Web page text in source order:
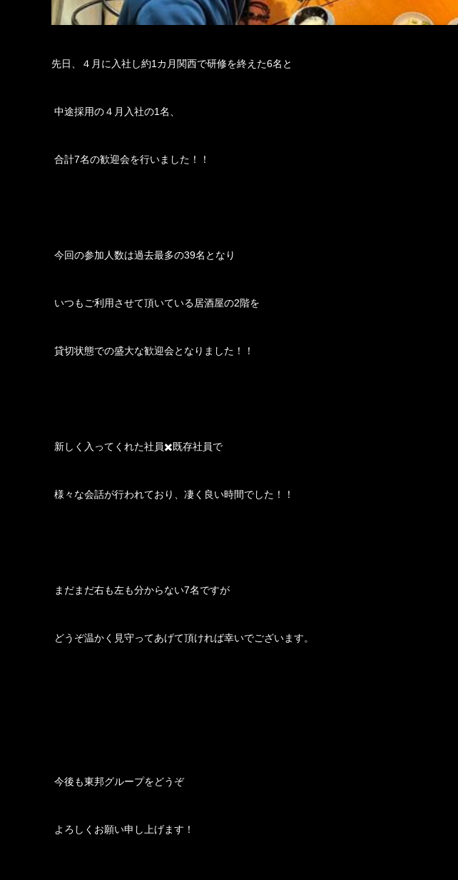
先日、４月に入社し約1カ月関西で研修を終えた6名と
中途採用の４月入社の1名、
合計7名の歓迎会を行いました！！
今回の参加人数は過去最多の39名となり
いつもご利用させて頂いている居酒屋の2階を
貸切状態での盛大な歓迎会となりました！！
新しく入ってくれた社員✖️既存社員で
様々な会話が行われており、凄く良い時間でした！！
まだまだ右も左も分からない7名ですが
どうぞ温かく見守ってあげて頂ければ幸いでございます。
今後も東邦グループをどうぞ
よろしくお願い申し上げます！